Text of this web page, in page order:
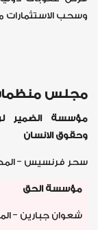
وسحب الاستثمارات
مجلس
مؤسسة الضمير
وحقوق الانسان
سحر فرنسيس -
مؤسسة الحق
شعوان جبارين -